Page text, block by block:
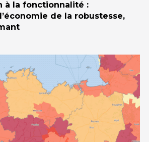
à la fonctionnalité :
de la robustesse,